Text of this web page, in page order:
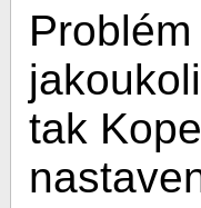
tak